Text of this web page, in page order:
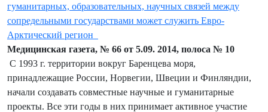
гуманитарных, образовательных, научных связей между
сопредельными государствами может служить Евро-
Арктический регион
Медицинская газета, № 66 от 5.09. 2014, полоса № 10
С 1993 г. территории вокруг Баренцева моря,
принадлежащие России, Норвегии, Швеции и Финляндии,
начали создавать совместные научные и гуманитарные
проекты. Все эти годы в них принимает активное участие